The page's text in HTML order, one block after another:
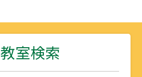
教室検索